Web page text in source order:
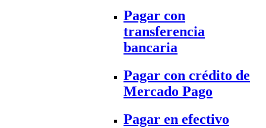
Pagar con
transferencia
bancaria
Pagar con crédito de
Mercado Pago
Pagar en efectivo